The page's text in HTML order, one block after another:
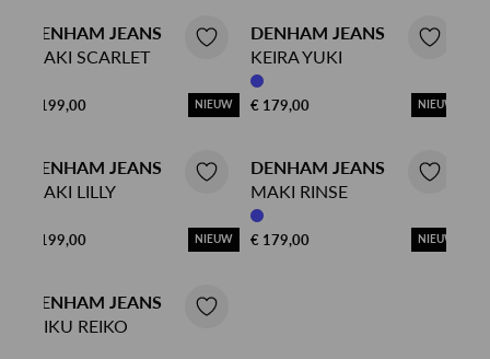
DENHAM JEANS
MAKI SCARLET
€ 199,00 NIEUW
DENHAM JEANS
KEIRA YUKI
€ 179,00 NIEUW
DENHAM JEANS
MAKI LILLY
€ 199,00 NIEUW
DENHAM JEANS
MAKI RINSE
€ 179,00 NIEUW
DENHAM JEANS
MIKU REIKO